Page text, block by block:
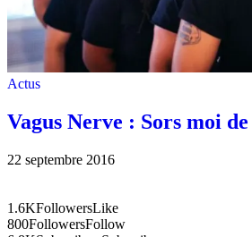
Actus
Vagus Nerve : Sors moi
22 septembre 2016
1.6KFollowersLike
800FollowersFollow